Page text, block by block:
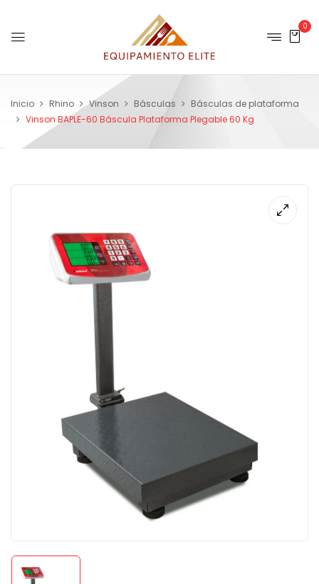
0
Inicio Rhino Vinson Básculas
Básculas de plataforma
Vinson BAPLE-60 Báscula Plataforma Plegable 60 Kg